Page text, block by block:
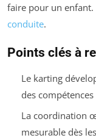
faire pour un enfant.
conduite.
Points clés à
Le karting
des
La coordination
mesurable dès